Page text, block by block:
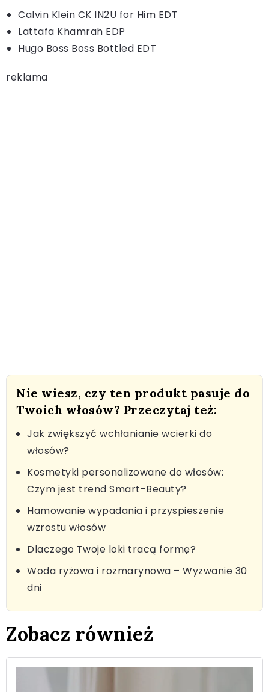
Calvin Klein CK IN2U for Him EDT
Lattafa Khamrah EDP
Hugo Boss Boss Bottled EDT
reklama
Nie wiesz, czy ten produkt pasuje do
Twoich włosów? Przeczytaj też:
Jak zwiększyć wchłanianie wcierki do
włosów?
Kosmetyki personalizowane do włosów:
Czym jest trend Smart-Beauty?
Hamowanie wypadania i przyspieszenie
wzrostu włosów
Dlaczego Twoje loki tracą formę?
Woda ryżowa i rozmarynowa – Wyzwanie 30
dni
Zobacz również